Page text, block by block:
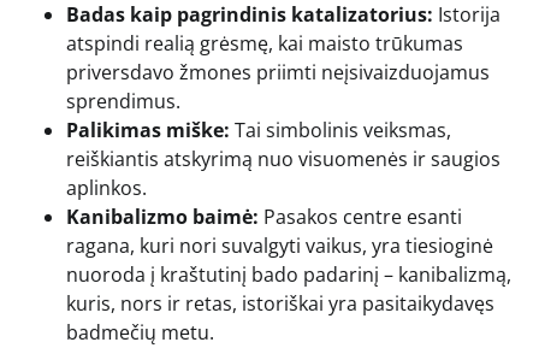
Badas kaip pagrindinis katalizatorius: Istorija
atspindi realią grėsmę, kai maisto trūkumas
priversdavo žmones priimti neįsivaizduojamus
sprendimus.
Palikimas miške: Tai simbolinis veiksmas,
reiškiantis atskyrimą nuo visuomenės ir saugios
aplinkos.
Kanibalizmo baimė: Pasakos centre esanti
ragana, kuri nori suvalgyti vaikus, yra tiesioginė
nuoroda į kraštutinį bado padarinį – kanibalizmą,
kuris, nors ir retas, istoriškai yra pasitaikydavęs
badmečių metu.